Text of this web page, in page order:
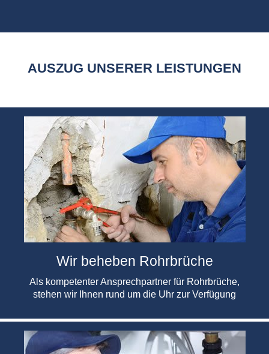
AUSZUG UNSERER LEISTUNGEN
Wir beheben Rohrbrüche
Als kompetenter Ansprechpartner für Rohrbrüche,
stehen wir Ihnen rund um die Uhr zur Verfügung